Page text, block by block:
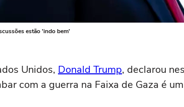
estão 'indo bem'
Unidos, Donald Trump, declarou
com a guerra na Faixa de Gaza é